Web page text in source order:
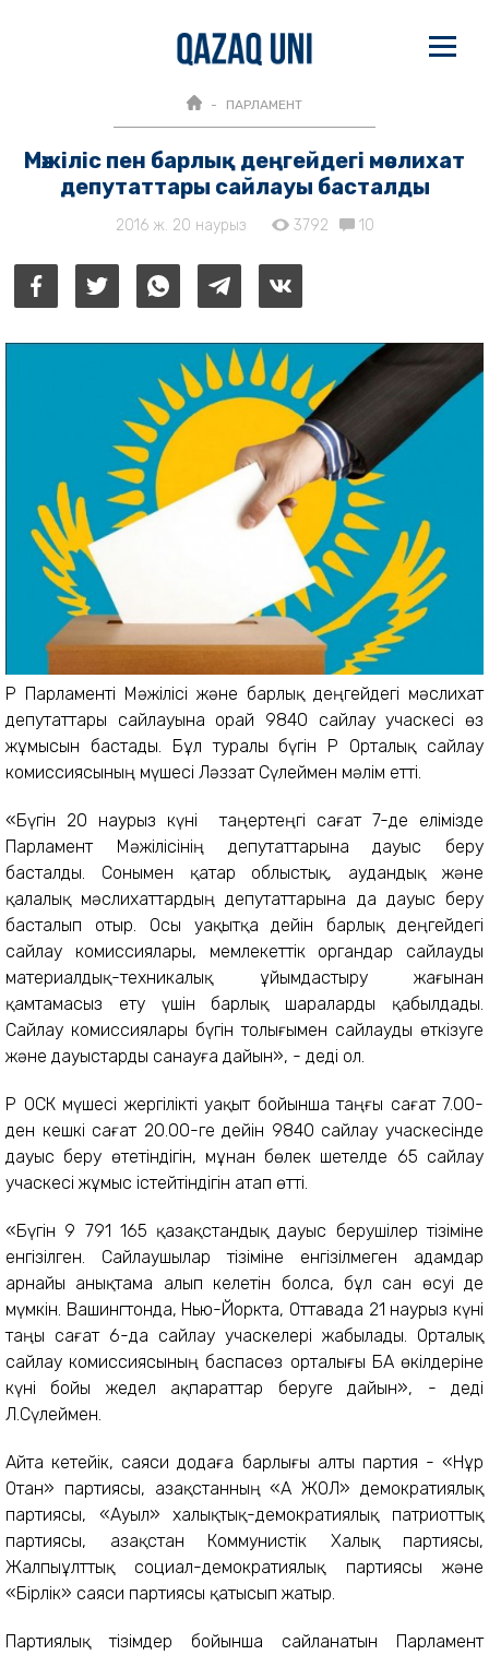
ПАРЛАМЕНТ
Мәжіліс пен барлық деңгейдегі мәслихат
депутаттары сайлауы басталды
2016 ж. 20 наурыз 3792 10
ҚР Парламенті Мәжілісі және барлық деңгейдегі мәслихат
депутаттары сайлауына орай 9840 сайлау учаскесі өз
жұмысын бастады. Бұл туралы бүгін ҚР Орталық сайлау
комиссиясының мүшесі Ләззат Сүлеймен мәлім етті.
«Бүгін 20 наурыз күні таңертеңгі сағат 7-де елімізде
Парламент Мәжілісінің депутаттарына дауыс беру
басталды. Сонымен қатар облыстық, аудандық және
қалалық мәслихаттардың депутаттарына да дауыс беру
басталып отыр. Осы уақытқа дейін барлық деңгейдегі
сайлау комиссиялары, мемлекеттік органдар сайлауды
материалдық-техникалық ұйымдастыру жағынан
қамтамасыз ету үшін барлық шараларды қабылдады.
Сайлау комиссиялары бүгін толығымен сайлауды өткізуге
және дауыстарды санауға дайын», - деді ол.
ҚР ОСК мүшесі жергілікті уақыт бойынша таңғы сағат 7.00-
ден кешкі сағат 20.00-ге дейін 9840 сайлау учаскесінде
дауыс беру өтетіндігін, мұнан бөлек шетелде 65 сайлау
учаскесі жұмыс істейтіндігін атап өтті.
«Бүгін 9 791 165 қазақстандық дауыс берушілер тізіміне
енгізілген. Сайлаушылар тізіміне енгізілмеген адамдар
арнайы анықтама алып келетін болса, бұл сан өсуі де
мүмкін. Вашингтонда, Нью-Йоркта, Оттавада 21 наурыз күні
таңы сағат 6-да сайлау учаскелері жабылады. Орталық
сайлау комиссиясының баспасөз орталығы БАҚ өкілдеріне
күні бойы жедел ақпараттар беруге дайын», - деді
Л.Сүлеймен.
Айта кетейік, саяси додаға барлығы алты партия - «Нұр
Отан» партиясы, Қазақстанның «АҚ ЖОЛ» демократиялық
партиясы, «Ауыл» халықтық-демократиялық патриоттық
партиясы, Қазақстан Коммунистік Халық партиясы,
Жалпыұлттық социал-демократиялық партиясы және
«Бірлік» саяси партиясы қатысып жатыр.
Партиялық тізімдер бойынша сайланатын Парламент